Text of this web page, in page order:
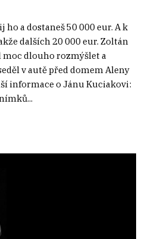
ho a dostaneš 50 000 eur. A k
dalších 20 000 eur. Zoltán
moc dlouho rozmýšlet a
v autě před domem Aleny
informace o Jánu Kuciakovi: